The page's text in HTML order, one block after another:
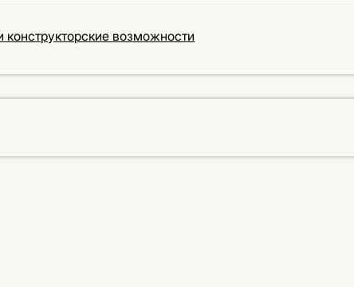
возможности